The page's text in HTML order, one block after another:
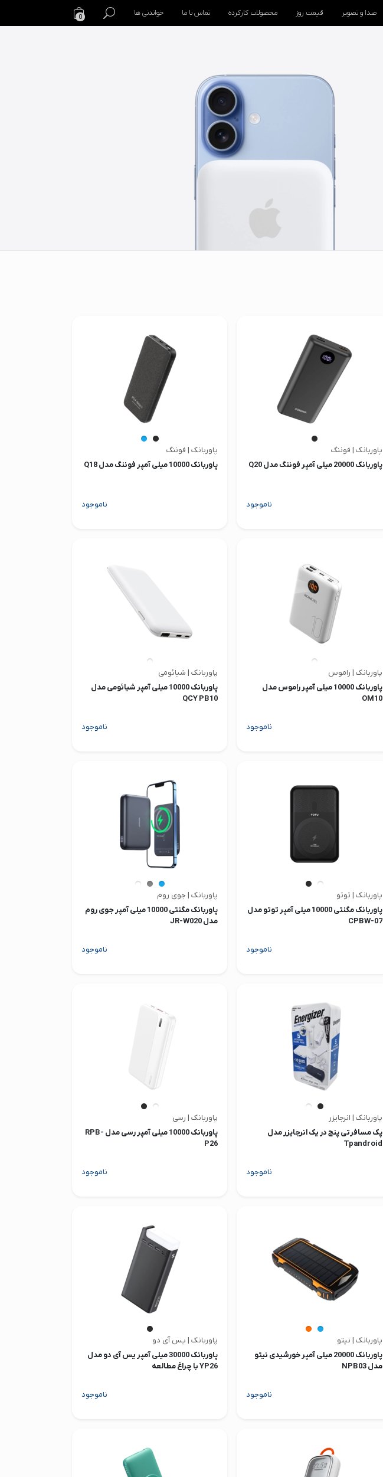
صدا و تصویر قیمت روز محصولات کارکرده تماس با ما خواندنی ها 0
پاوربانک | فوننگ
پاوربانک 20000 میلی آمپر فوننگ مدل Q20
ناموجود
پاوربانک | فوننگ
پاوربانک 10000 میلی آمپر فوننگ مدل Q18
ناموجود
پاوربانک | راموس
پاوربانک 10000 میلی آمپر راموس مدل
OM10
ناموجود
پاوربانک | شیائومی
پاوربانک 10000 میلی آمپر شیائومی مدل
QCY PB10
ناموجود
پاوربانک | توتو
پاوربانک مگنتی 10000 میلی آمپر توتو مدل
CPBW-07
ناموجود
پاوربانک | جوی روم
پاوربانک مگنتی 10000 میلی آمپر جوی روم
مدل JR-W020
ناموجود
پاوربانک | انرجایزر
پک مسافرتی پنج در یک انرجایزر مدل
Tpandroid
ناموجود
پاوربانک | رسی
پاوربانک 10000 میلی آمپر رسی مدل RPB-
P26
ناموجود
پاوربانک | نیتو
پاوربانک 20000 میلی آمپر خورشیدی نیتو
مدل NPB03
ناموجود
پاوربانک | یس آی دو
پاوربانک 30000 میلی آمپر یس آی دو مدل
YP26 با چراغ مطالعه
ناموجود